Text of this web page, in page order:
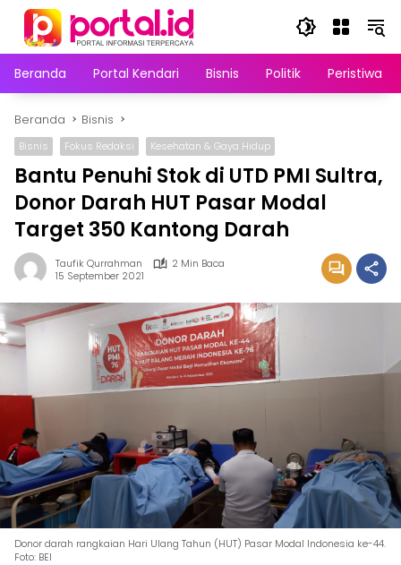
Langsung
konten
Beranda
Portal Kendari Bisnis Politik Peristiwa
Beranda Bisnis
Bisnis Fokus Redaksi Kesehatan & Gaya Hidup
Bantu Penuhi Stok di UTD PMI Sultra,
Donor Darah HUT Pasar Modal
Target 350 Kantong Darah
Taufik Qurrahman
2 Min Baca
15 September 2021
Donor darah rangkaian Hari Ulang Tahun (HUT) Pasar Modal Indonesia ke-44.
Foto: BEI